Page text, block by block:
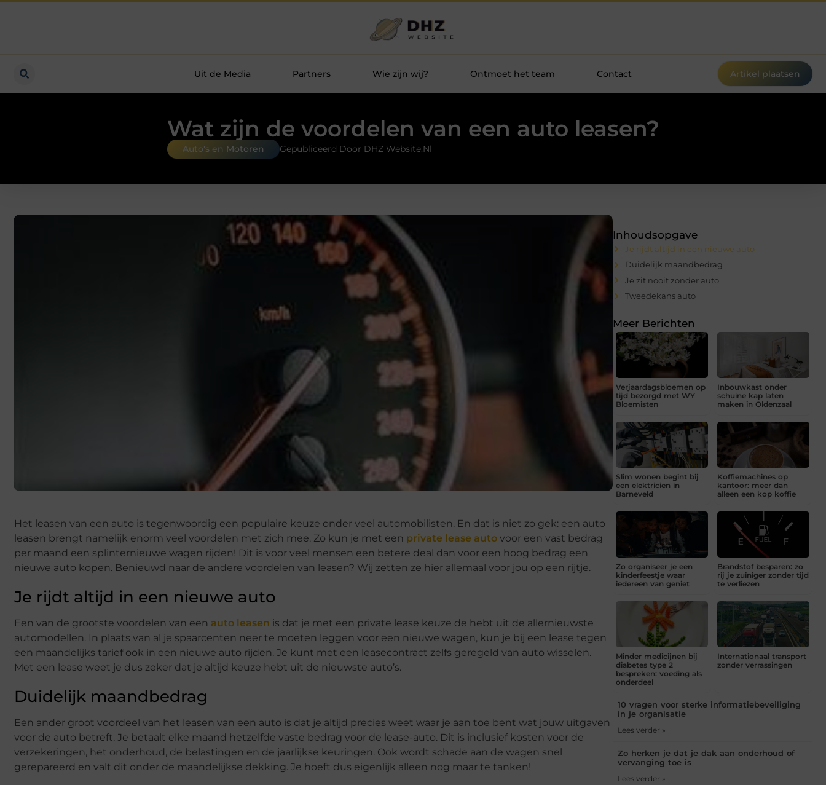
Uit de Media Partners Wie zijn wij? Ontmoet het team Contact Artikel plaatsen
Wat zijn de voordelen van een auto leasen?
Auto's en Motoren Gepubliceerd Door DHZ Website.nl
Het leasen van een auto is tegenwoordig een populaire keuze onder veel automobilisten. En dat is niet zo gek: een auto
leasen brengt namelijk enorm veel voordelen met zich mee. Zo kun je met een private lease auto voor een vast bedrag
per maand een splinternieuwe wagen rijden! Dit is voor veel mensen een betere deal dan voor een hoog bedrag een
nieuwe auto kopen. Benieuwd naar de andere voordelen van leasen? Wij zetten ze hier allemaal voor jou op een rijtje.
Je rijdt altijd in een nieuwe auto
Een van de grootste voordelen van een auto leasen is dat je met een private lease keuze de hebt uit de allernieuwste
automodellen. In plaats van al je spaarcenten neer te moeten leggen voor een nieuwe wagen, kun je bij een lease tegen
een maandelijks tarief ook in een nieuwe auto rijden. Je kunt met een leasecontract zelfs geregeld van auto wisselen.
Met een lease weet je dus zeker dat je altijd keuze hebt uit de nieuwste auto’s.
Duidelijk maandbedrag
Een ander groot voordeel van het leasen van een auto is dat je altijd precies weet waar je aan toe bent wat jouw uitgaven
voor de auto betreft. Je betaalt elke maand hetzelfde vaste bedrag voor de lease-auto. Dit is inclusief kosten voor de
verzekeringen, het onderhoud, de belastingen en de jaarlijkse keuringen. Ook wordt schade aan de wagen snel
gerepareerd en valt dit onder de maandelijkse dekking. Je hoeft dus eigenlijk alleen nog maar te tanken!
Inhoudsopgave
Je rijdt altijd in een nieuwe auto
Duidelijk maandbedrag
Je zit nooit zonder auto
Tweedekans auto
Meer Berichten
Verjaardagsbloemen op
tijd bezorgd met WY
Bloemisten
Inbouwkast onder
schuine kap laten
maken in Oldenzaal
Slim wonen begint bij
een elektricien in
Barneveld
Koffiemachines op
kantoor: meer dan
alleen een kop koffie
Zo organiseer je een
kinderfeestje waar
iedereen van geniet
Brandstof besparen: zo
rij je zuiniger zonder tijd
te verliezen
Minder medicijnen bij
diabetes type 2
bespreken: voeding als
onderdeel
Internationaal transport
zonder verrassingen
10 vragen voor sterke informatiebeveiliging
in je organisatie
Lees verder »
Zo herken je dat je dak aan onderhoud of
vervanging toe is
Lees verder »